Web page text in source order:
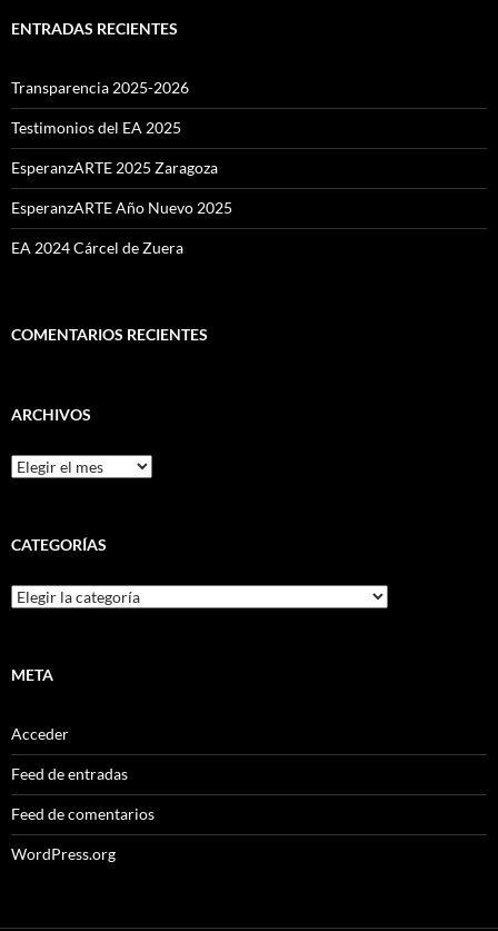
ENTRADAS RECIENTES
Transparencia 2025-2026
Testimonios del EA 2025
EsperanzARTE 2025 Zaragoza
EsperanzARTE Año Nuevo 2025
EA 2024 Cárcel de Zuera
COMENTARIOS RECIENTES
ARCHIVOS
Archivos
CATEGORÍAS
Categorías
META
Acceder
Feed de entradas
Feed de comentarios
WordPress.org